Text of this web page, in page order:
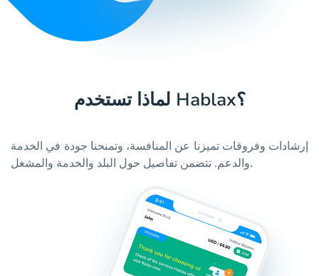
لماذا تستخدم Hablax؟
إرشادات وفروقات تميزنا عن المنافسة، وتمنحنا جودة في الخدمة
والدعم. تتضمن تفاصيل حول البلد والخدمة والمشغل.